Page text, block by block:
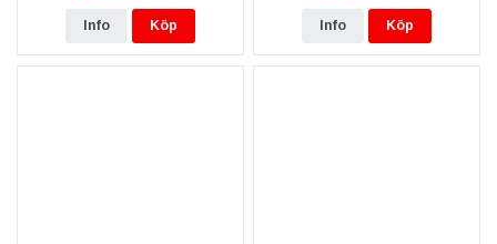
Mobilhållare
Info Köp
Pro
Info Köp